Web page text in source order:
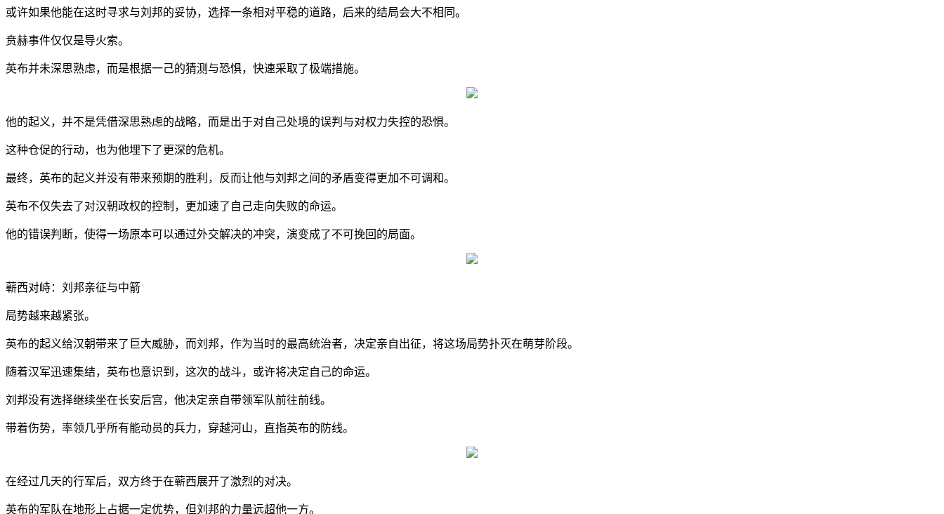
或许如果他能在这时寻求与刘邦的妥协，选择一条相对平稳的道路，后来的结局会大不相同。
贲赫事件仅仅是导火索。
英布并未深思熟虑，而是根据一己的猜测与恐惧，快速采取了极端措施。
他的起义，并不是凭借深思熟虑的战略，而是出于对自己处境的误判与对权力失控的恐惧。
这种仓促的行动，也为他埋下了更深的危机。
最终，英布的起义并没有带来预期的胜利，反而让他与刘邦之间的矛盾变得更加不可调和。
英布不仅失去了对汉朝政权的控制，更加速了自己走向失败的命运。
他的错误判断，使得一场原本可以通过外交解决的冲突，演变成了不可挽回的局面。
蕲西对峙：刘邦亲征与中箭
局势越来越紧张。
英布的起义给汉朝带来了巨大威胁，而刘邦，作为当时的最高统治者，决定亲自出征，将这场局势扑灭在萌芽阶段。
随着汉军迅速集结，英布也意识到，这次的战斗，或许将决定自己的命运。
刘邦没有选择继续坐在长安后宫，他决定亲自带领军队前往前线。
带着伤势，率领几乎所有能动员的兵力，穿越河山，直指英布的防线。
在经过几天的行军后，双方终于在蕲西展开了激烈的对决。
英布的军队在地形上占据一定优势，但刘邦的力量远超他一方。